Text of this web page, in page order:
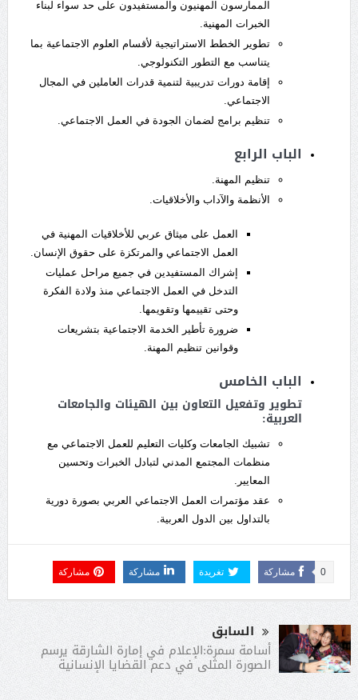
الممارسون المهنيون والمستفيدون على حد سواء لبناء
الخبرات المهنية.
تطوير الخطط الاستراتيجية لأقسام العلوم الاجتماعية بما
يتناسب مع التطور التكنولوجي.
إقامة دورات تدريبية لتنمية قدرات العاملين في المجال
الاجتماعي.
تنظيم برامج لضمان الجودة في العمل الاجتماعي.
الباب الرابع
تنظيم المهنة.
الأنظمة والآداب والأخلاقيات.
العمل على ميثاق عربي للأخلاقيات المهنية في
العمل الاجتماعي والمرتكزة على حقوق الإنسان.
إشراك المستفيدين في جميع مراحل عمليات
التدخل في العمل الاجتماعي منذ ولادة الفكرة
وحتى تقييمها وتقويمها.
ضرورة تأطير الخدمة الاجتماعية بتشريعات
وقوانين تنظيم المهنة.
الباب الخامس
تطوير وتفعيل التعاون بين الهيئات والجامعات
العربية:
تشبيك الجامعات وكليات التعليم للعمل الاجتماعي مع
منظمات المجتمع المدني لتبادل الخبرات وتحسين
المعايير.
عقد مؤتمرات العمل الاجتماعي العربي بصورة دورية
بالتداول بين الدول العربية.
مشاركة 0 تغريدة مشاركة مشاركة
السابق
أسامة سمرة:الإعلام في إمارة الشارقة يرسم
الصورة المثلى في دعم القضايا الإنسانية